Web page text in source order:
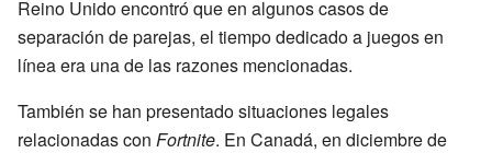
Reino Unido encontró que en algunos casos de
separación de parejas, el tiempo dedicado a juegos en
línea era una de las razones mencionadas.
También se han presentado situaciones legales
relacionadas con Fortnite. En Canadá, en diciembre de